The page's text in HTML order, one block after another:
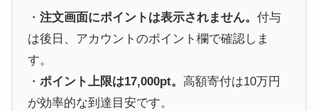
・注文画面にポイントは表示されません。付与
は後日、アカウントのポイント欄で確認しま
す。
・ポイント上限は17,000pt。 高額寄付は10万円
が効率的な到達目安です。